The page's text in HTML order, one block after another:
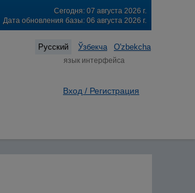
Сегодня: 07 августа 2026 г.
Дата обновления базы: 06 августа 2026 г.
Русский Ўзбекча O'zbekcha
язык интерфейса
Вход / Регистрация